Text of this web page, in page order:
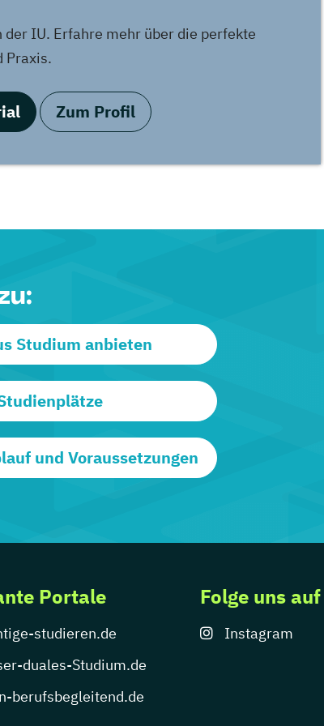
IU. Erfahre mehr über die perfekte
Praxis.
Zum Profil
Studium anbieten
und Voraussetzungen
Portale
studieren.de
duales-Studium.de
berufsbegleitend.de
Folge uns auf
Instagram